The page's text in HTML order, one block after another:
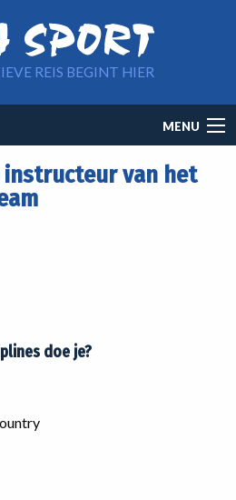
REIS BEGINT HIER
MENU
instructeur van het
doe je?